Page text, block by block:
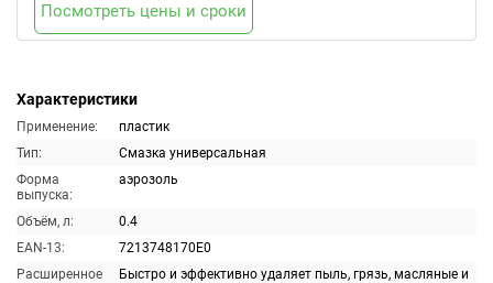
Характеристики
Применение:
пластик
Тип:
Смазка универсальная
Форма
выпуска:
аэрозоль
Объём, л:
0.4
EAN-13:
7213748170E0
Расширенное
Быстро и эффективно удаляет пыль, грязь, масляные и
Посмотреть цены и сроки